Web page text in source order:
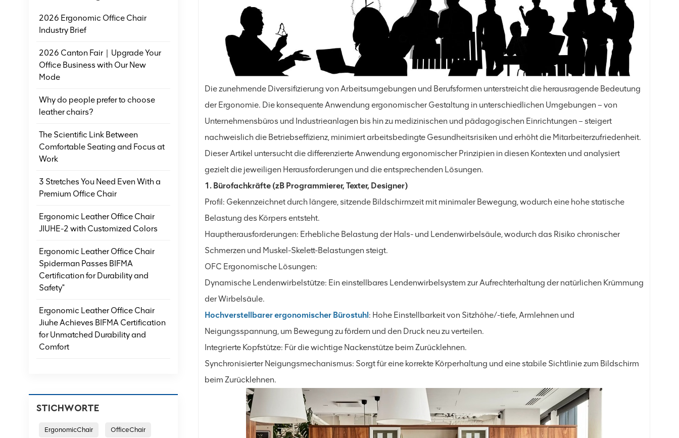
Die zunehmende Diversifizierung von Arbeitsumgebungen und Berufsformen unterstreicht die herausragende Bedeutung
der Ergonomie. Die konsequente Anwendung ergonomischer Gestaltung in unterschiedlichen Umgebungen – von
Unternehmensbüros und Industrieanlagen bis hin zu medizinischen und pädagogischen Einrichtungen – steigert
nachweislich die Betriebseffizienz, minimiert arbeitsbedingte Gesundheitsrisiken und erhöht die Mitarbeiterzufriedenheit.
Dieser Artikel untersucht die differenzierte Anwendung ergonomischer Prinzipien in diesen Kontexten und analysiert
gezielt die jeweiligen Herausforderungen und die entsprechenden Lösungen.
1. Bürofachkräfte (zB Programmierer, Texter, Designer)
Profil: Gekennzeichnet durch längere, sitzende Bildschirmzeit mit minimaler Bewegung, wodurch eine hohe statische
Belastung des Körpers entsteht.
Hauptherausforderungen: Erhebliche Belastung der Hals- und Lendenwirbelsäule, wodurch das Risiko chronischer
Schmerzen und Muskel-Skelett-Belastungen steigt.
OFC Ergonomische Lösungen:
Dynamische Lendenwirbelstütze: Ein einstellbares Lendenwirbelsystem zur Aufrechterhaltung der natürlichen Krümmung
der Wirbelsäule.
Hochverstellbarer ergonomischer Bürostuhl: Hohe Einstellbarkeit von Sitzhöhe/-tiefe, Armlehnen und
Neigungsspannung, um Bewegung zu fördern und den Druck neu zu verteilen.
Integrierte Kopfstütze: Für die wichtige Nackenstütze beim Zurücklehnen.
Synchronisierter Neigungsmechanismus: Sorgt für eine korrekte Körperhaltung und eine stabile Sichtlinie zum Bildschirm
beim Zurücklehnen.
2026 Ergonomic Office Chair
Industry Brief
2026 Canton Fair｜Upgrade Your
Office Business with Our New
Mode
Why do people prefer to choose
leather chairs?
The Scientific Link Between
Comfortable Seating and Focus at
Work
3 Stretches You Need Even With a
Premium Office Chair
Ergonomic Leather Office Chair
JIUHE-2 with Customized Colors
Ergonomic Leather Office Chair
Spiderman Passes BIFMA
Certification for Durability and
Safety"
Ergonomic Leather Office Chair
Jiuhe Achieves BIFMA Certification
for Unmatched Durability and
Comfort
STICHWORTE
ErgonomicChair OfficeChair